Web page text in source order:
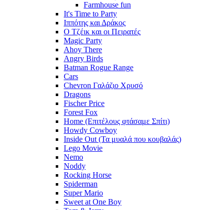
Farmhouse fun
It's Time to Party
Ιππότης και Δράκος
Ο Τζέικ και οι Πειρατές
Magic Party
Ahoy There
Angry Birds
Batman Rogue Range
Cars
Chevron Γαλάζιο Χρυσό
Dragons
Fischer Price
Forest Fox
Home (Επιτέλους φτάσαμε Σπίτι)
Howdy Cowboy
Inside Out (Τα μυαλά που κουβαλάς)
Lego Movie
Nemo
Noddy
Rocking Horse
Spiderman
Super Mario
Sweet at One Boy